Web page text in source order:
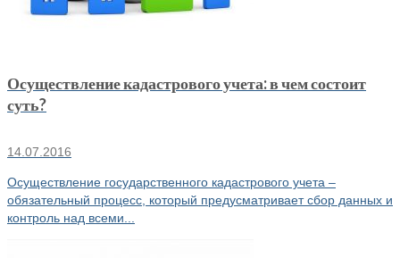
Осуществление кадастрового учета: в чем состоит
суть?
14.07.2016
Осуществление государственного кадастрового учета –
обязательный процесс, который предусматривает сбор данных и
контроль над всеми...